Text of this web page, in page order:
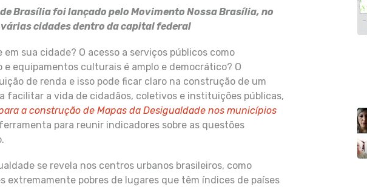
Brasília foi lançado pelo Movimento Nossa Brasília, no
cidades dentro da capital federal
sua cidade? O acesso a serviços públicos como
equipamentos culturais é amplo e democrático? O
de renda e isso pode ficar claro na construção de um
facilitar a vida de cidadãos, coletivos e instituições públicas,
a construção de Mapas da Desigualdade nos municípios
para reunir indicadores sobre as questões
se revela nos centros urbanos brasileiros, como
extremamente pobres de lugares que têm índices de países